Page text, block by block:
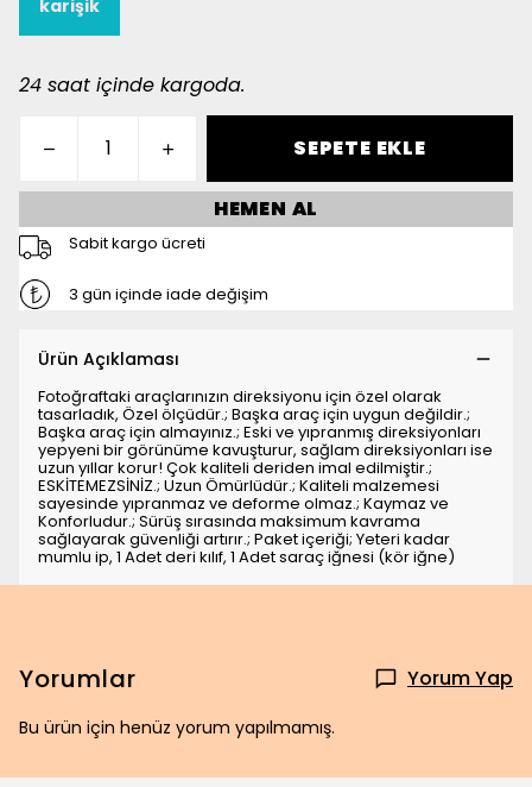
karişik
24 saat içinde kargoda.
SEPETE EKLE
HEMEN AL
Sabit kargo ücreti
3 gün içinde iade değişim
Ürün Açıklaması
Fotoğraftaki araçlarınızın direksiyonu için özel olarak
tasarladık, Özel ölçüdür.; Başka araç için uygun değildir.;
Başka araç için almayınız.; Eski ve yıpranmış direksiyonları
yepyeni bir görünüme kavuşturur, sağlam direksiyonları ise
uzun yıllar korur! Çok kaliteli deriden imal edilmiştir.;
ESKİTEMEZSİNİZ.; Uzun Ömürlüdür.; Kaliteli malzemesi
sayesinde yıpranmaz ve deforme olmaz.; Kaymaz ve
Konforludur.; Sürüş sırasında maksimum kavrama
sağlayarak güvenliği artırır.; Paket içeriği; Yeteri kadar
mumlu ip, 1 Adet deri kılıf, 1 Adet saraç iğnesi (kör iğne)
Yorumlar Yorum Yap
Bu ürün için henüz yorum yapılmamış.